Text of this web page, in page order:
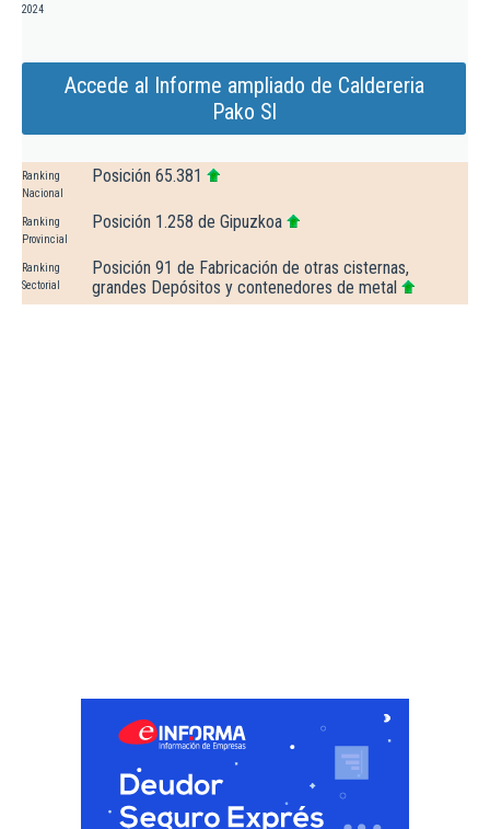
2024
Accede al Informe ampliado de Caldereria
Pako Sl
Ranking
Nacional
Posición 65.381
Ranking
Provincial
Posición 1.258 de Gipuzkoa
Ranking
Sectorial
Posición 91 de Fabricación de otras cisternas,
grandes Depósitos y contenedores de metal